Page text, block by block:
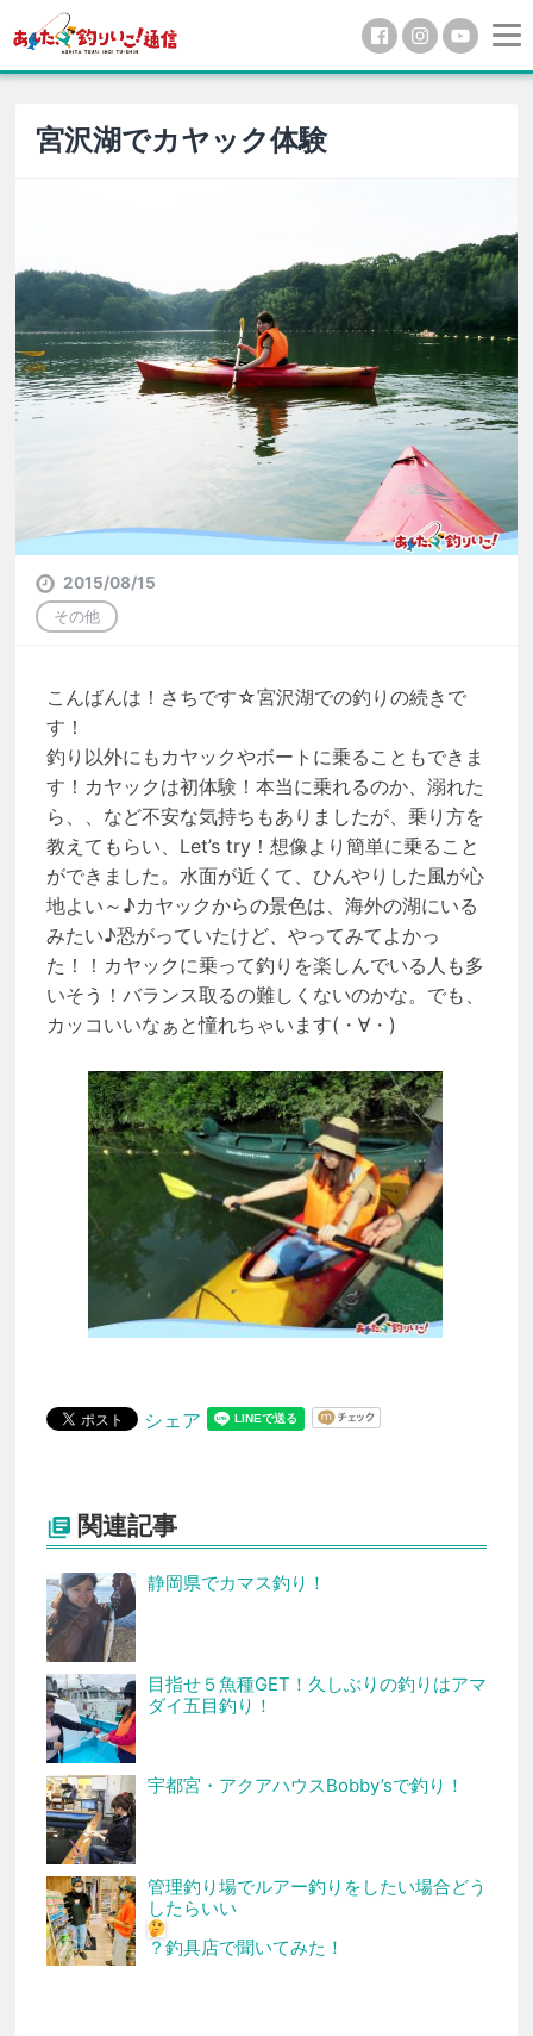
宮沢湖でカヤック体験
2015/08/15
その他
こんばんは！さちです☆宮沢湖での釣りの続きで
す！
釣り以外にもカヤックやボートに乗ることもできま
す！カヤックは初体験！本当に乗れるのか、溺れた
ら、、など不安な気持ちもありましたが、乗り方を
教えてもらい、Let’s try！想像より簡単に乗ること
ができました。水面が近くて、ひんやりした風が心
地よい～♪カヤックからの景色は、海外の湖にいる
みたい♪恐がっていたけど、やってみてよかっ
た！！カヤックに乗って釣りを楽しんでいる人も多
いそう！バランス取るの難しくないのかな。でも、
カッコいいなぁと憧れちゃいます(・∀・)
シェア
 関連記事
静岡県でカマス釣り！
目指せ５魚種GET！久しぶりの釣りはアマ
ダイ五目釣り！
宇都宮・アクアハウスBobby’sで釣り！
管理釣り場でルアー釣りをしたい場合どう
したらいい
？釣具店で聞いてみた！